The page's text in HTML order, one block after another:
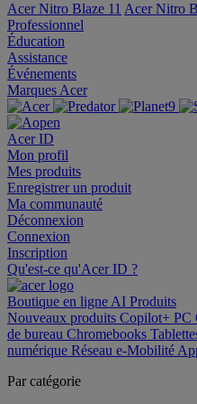
Acer Nitro Blaze 11 Acer Nitro
Professionnel
Éducation
Assistance
Événements
Marques Acer
Acer ID
Mon profil
Mes produits
Enregistrer un produit
Ma communauté
Déconnexion
Connexion
Inscription
Qu'est-ce qu'Acer ID ?
Boutique en ligne AI Produits
Nouveaux produits Copilot+ PC
de bureau Chromebooks
numérique Réseau e-Mobilité
Par catégorie